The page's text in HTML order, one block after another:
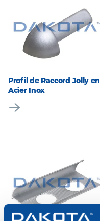
Profil de Raccord Jolly en
Acier Inox